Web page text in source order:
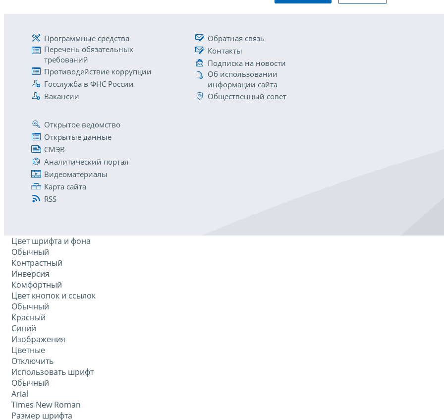
Программные средства
Перечень обязательных
требований
Противодействие коррупции
Госслужба в ФНС России
Вакансии
Обратная связь
Контакты
Подписка на новости
Об использовании
информации сайта
Общественный совет
Открытое ведомство
Открытые данные
СМЭВ
Аналитический портал
Видеоматериалы
Карта сайта
RSS
Цвет шрифта и фона
Обычный
Контрастный
Инверсия
Комфортный
Цвет кнопок и ссылок
Обычный
Красный
Синий
Изображения
Цветные
Отключить
Использовать шрифт
Обычный
Arial
Times New Roman
Размер шрифта